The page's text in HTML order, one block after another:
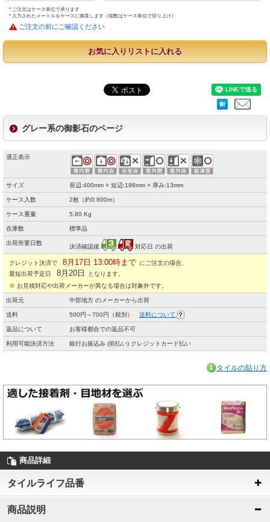
* ご注文はケース単位で承ります
* 入力されたメートルをケースに換算します（端数はケース単位で切り上げ）
ご注文の前にご確認ください
お気に入りリストに入れる
グレー系の御影石のページ
適正表示
サイズ 長辺:400mm × 短辺:198mm × 厚み:13mm
ケース入数 2枚（約0.800m）
ケース重量 5.80 Kg
在庫数 標準品
出荷所要日数
決済確認後 対応日 の出荷
クレジット決済で 8月17日 13:00時まで にご注文の場合、
最短出荷予定日
8月20日
となります。
※ お見積対応や出荷メーカーが異なる場合は対象外です。
出荷元 中部地方 のメーカーから出荷
送料 500円～700円（税別） 送料について
返品について お客様都合での返品不可
利用可能決済方法 銀行お振込み (前払い) クレジットカード払い
タイルの貼り方
商品詳細
タイルライフ品番
商品説明